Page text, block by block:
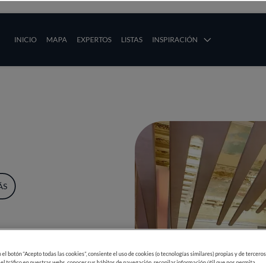
INICIO MAPA EXPERTOS LISTAS INSPIRACIÓN
VER HORARIOS
el botón “Acepto todas las cookies”, consiente el uso de cookies (o tecnologías similares) propias y de terceros
tráfico en nuestras webs, conocer sus hábitos de navegación, recopilar información útil que nos permita